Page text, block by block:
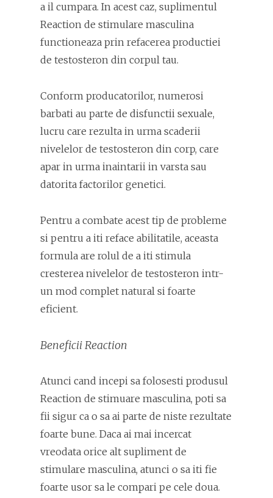
a il cumpara. In acest caz, suplimentul
Reaction de stimulare masculina
functioneaza prin refacerea productiei
de testosteron din corpul tau.
Conform producatorilor, numerosi
barbati au parte de disfunctii sexuale,
lucru care rezulta in urma scaderii
nivelelor de testosteron din corp, care
apar in urma inaintarii in varsta sau
datorita factorilor genetici.
Pentru a combate acest tip de probleme
si pentru a iti reface abilitatile, aceasta
formula are rolul de a iti stimula
cresterea nivelelor de testosteron intr-
un mod complet natural si foarte
eficient.
Beneficii Reaction
Atunci cand incepi sa folosesti produsul
Reaction de stimuare masculina, poti sa
fii sigur ca o sa ai parte de niste rezultate
foarte bune. Daca ai mai incercat
vreodata orice alt supliment de
stimulare masculina, atunci o sa iti fie
foarte usor sa le compari pe cele doua.